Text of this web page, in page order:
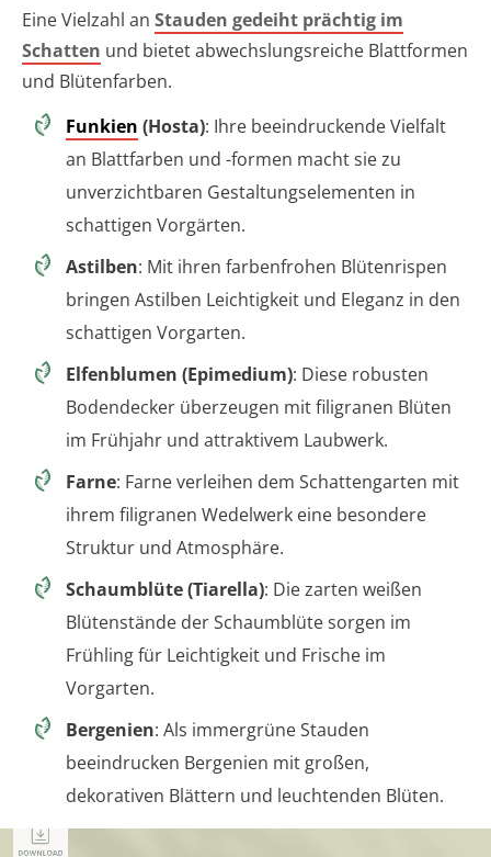
Eine Vielzahl an Stauden gedeiht prächtig im
Schatten und bietet abwechslungsreiche Blattformen
und Blütenfarben.
Funkien (Hosta): Ihre beeindruckende Vielfalt
an Blattfarben und -formen macht sie zu
unverzichtbaren Gestaltungselementen in
schattigen Vorgärten.
Astilben: Mit ihren farbenfrohen Blütenrispen
bringen Astilben Leichtigkeit und Eleganz in den
schattigen Vorgarten.
Elfenblumen (Epimedium): Diese robusten
Bodendecker überzeugen mit filigranen Blüten
im Frühjahr und attraktivem Laubwerk.
Farne: Farne verleihen dem Schattengarten mit
ihrem filigranen Wedelwerk eine besondere
Struktur und Atmosphäre.
Schaumblüte (Tiarella): Die zarten weißen
Blütenstände der Schaumblüte sorgen im
Frühling für Leichtigkeit und Frische im
Vorgarten.
Bergenien: Als immergrüne Stauden
beeindrucken Bergenien mit großen,
dekorativen Blättern und leuchtenden Blüten.